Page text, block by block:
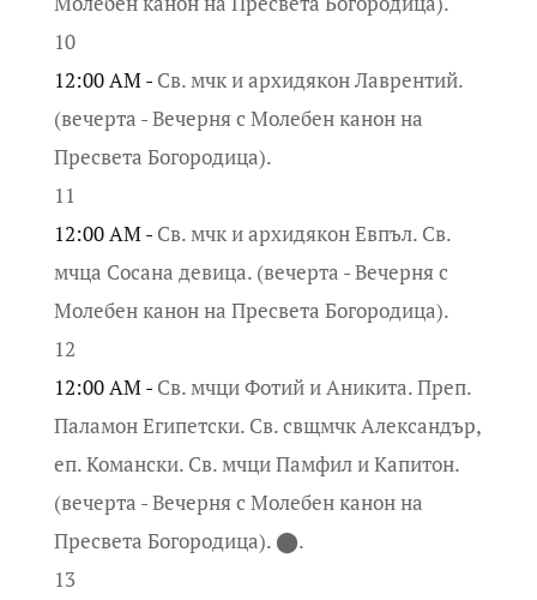
10
12:00 AM - Св. мчк и архидякон Лаврентий.
(вечерта - Вечерня с Молебен канон на
Пресвета Богородица).
11
12:00 AM - Св. мчк и архидякон Евпъл. Св.
мчца Сосана девица. (вечерта - Вечерня с
Молебен канон на Пресвета Богородица).
12
12:00 AM - Св. мчци Фотий и Аникита. Преп.
Паламон Египетски. Св. свщмчк Александър,
еп. Комански. Св. мчци Памфил и Капитон.
(вечерта - Вечерня с Молебен канон на
Пресвета Богородица). ⬤.
13